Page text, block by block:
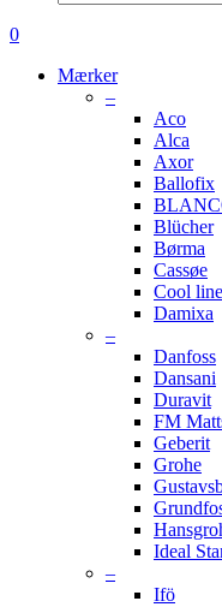
søge
0
Mærker
–
Aco
Alca
Axor
Ballofix
Blücher
Børma
Cassøe
Cool line
Damixa
–
Danfoss
Dansani
Duravit
FM
Geberit
Grohe
Ideal
–
Ifö